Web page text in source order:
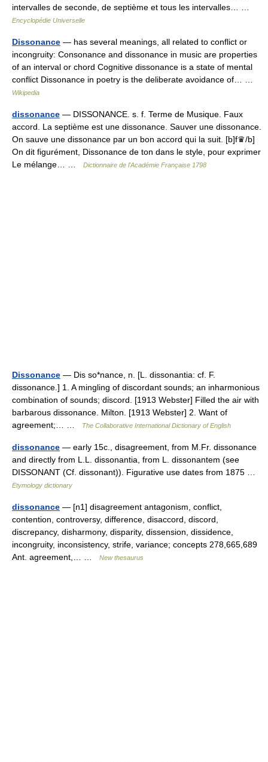
intervalles de seconde, de septième et tous les intervalles… …
Encyclopédie Universelle
Dissonance — has several meanings, all related to conflict or
incongruity: Consonance and dissonance in music are properties
of an interval or chord Cognitive dissonance is a state of mental
conflict Dissonance in poetry is the deliberate avoidance of… …
Wikipedia
dissonance — DISSONANCE. s. f. Terme de Musique. Faux
accord. La septième est une dissonance. Sauver une dissonance.
On sauve une dissonance par un bon accord qui la suit. [b]f♛/b]
On dit figurément, Dissonance de ton dans le style, pour exprimer
Le mélange… …
Dictionnaire de l'Académie Française 1798
Dissonance — Dis so*nance, n. [L. dissonantia: cf. F.
dissonance.] 1. A mingling of discordant sounds; an inharmonious
combination of sounds; discord. [1913 Webster] Filled the air with
barbarous dissonance. Milton. [1913 Webster] 2. Want of
agreement;… …
The Collaborative International Dictionary of English
dissonance — early 15c., disagreement, from M.Fr. dissonance
and directly from L.L. dissonantia, from L. dissonantem (see
DISSONANT (Cf. dissonant)). Figurative use dates from 1875 …
Etymology dictionary
dissonance — [n1] disagreement antagonism, conflict,
contention, controversy, difference, disaccord, discord,
discrepancy, disharmony, disparity, dissension, dissidence,
incongruity, inconsistency, strife, variance; concepts 278,665,689
Ant. agreement,… …
New thesaurus